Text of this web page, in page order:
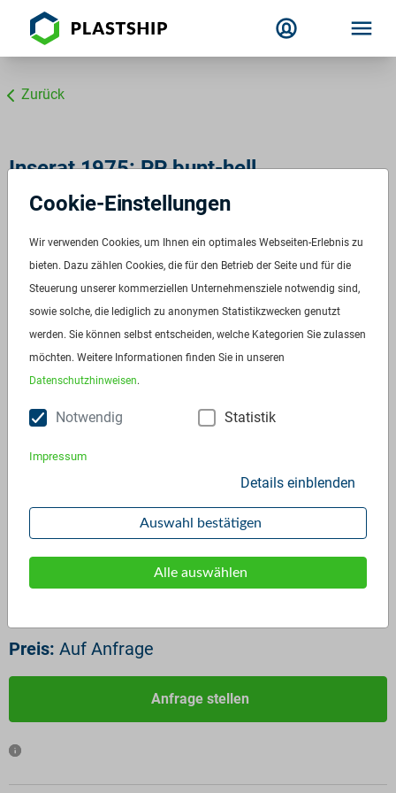
Zurück
Inserat 1975: PP bunt-hell
ID:1975
Verfügbar ab:Sofort
Frequenz:
Menge:Auf Anfrage
Preis: Auf Anfrage
Anfrage stellen
Cookie-Einstellungen
Wir verwenden Cookies, um Ihnen ein optimales Webseiten-Erlebnis zu
bieten. Dazu zählen Cookies, die für den Betrieb der Seite und für die
Steuerung unserer kommerziellen Unternehmensziele notwendig sind,
sowie solche, die lediglich zu anonymen Statistikzwecken genutzt
werden. Sie können selbst entscheiden, welche Kategorien Sie zulassen
möchten. Weitere Informationen finden Sie in unseren
Datenschutzhinweisen.
Notwendig Statistik
Impressum
Details einblenden
Auswahl bestätigen
Alle auswählen